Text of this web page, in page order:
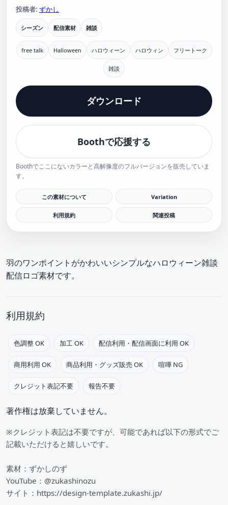
投稿者: ずかし
シーズン 配信素材 雑談
free talk Halloween ハロウィーン ハロウィン フリートーク
雑談
ダウンロード
Boothで応援する
Boothでここにないカラーと高解像度のフルバージョンを販売していま
す。
この素材について Variation
利用規約 関連投稿
羽のワンポイントがかわいいシンプルなハロウィーン雑談
配信ロゴ素材です。
利用規約
色調整 OK 加工 OK 配信利用・配信画面に利用 OK
商用利用 OK 商品利用・グッズ販売 OK 喧嘩 NG
クレジット表記不要 報告不要
著作権は放棄していません。
※クレジット表記は不要ですが、可能であれば以下の形式でご
記載いただけると嬉しいです。
素材：ずかしのず
YouTube：@zukashinozu
サイト：https://design-template.zukashi.jp/